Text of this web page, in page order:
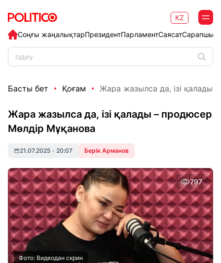
Соңғы жаңалықтарПрезидентПарламентСаясат
KZ
Басты бет Қоғам Жара жазылса да, ізі қалады
Жара жазылса да, ізі қалады – продюсер
Мөлдір Мұқанова
21.07.2025 • 20:07 Берік Арманов
797
Фото: Видеодан скрин